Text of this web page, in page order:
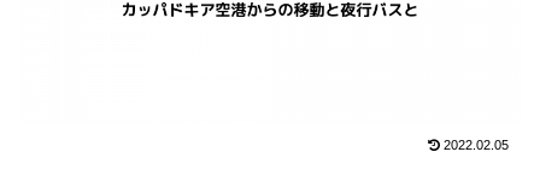
2022.02.05